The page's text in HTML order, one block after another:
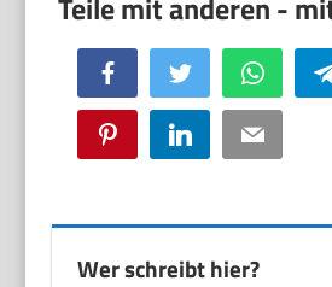
Facebook Twitter WhatsApp
Pinterest LinkedIn Email
Wer schreibt hier?